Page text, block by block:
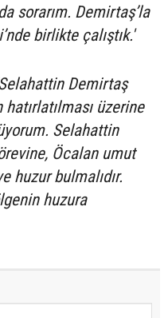
sorarım. Demirtaş’la
birlikte çalıştık.'
Demirtaş
hatırlatılması üzerine
Selahattin
Öcalan umut
huzur bulmalıdır.
huzura